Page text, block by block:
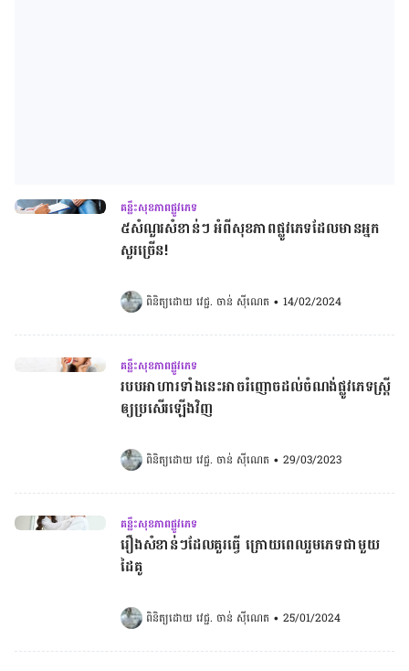
គន្លឹះសុខភាពផ្លូវភេទ
៥សំណួរសំខាន់ៗ អំពីសុខភាពផ្លូវភេទ​ដែលមានអ្នក
សួរច្រើន!
ពិនិត្យដោយ វេជ្ជ. ចាន់ ស៊ីណេត • 14/02/2024
គន្លឹះសុខភាពផ្លូវភេទ
របបអាហារទាំងនេះអាចរំញោចដល់ចំណង់ផ្លូវភេទស្ដ្រី
ឲ្យប្រសើរឡើងវិញ
ពិនិត្យដោយ វេជ្ជ. ចាន់ ស៊ីណេត • 29/03/2023
គន្លឹះសុខភាពផ្លូវភេទ
រឿងសំខាន់ៗដែលគួរធ្វើ ក្រោយពេលរួមភេទជាមួយ
ដៃគូ
ពិនិត្យដោយ វេជ្ជ. ចាន់ ស៊ីណេត • 25/01/2024